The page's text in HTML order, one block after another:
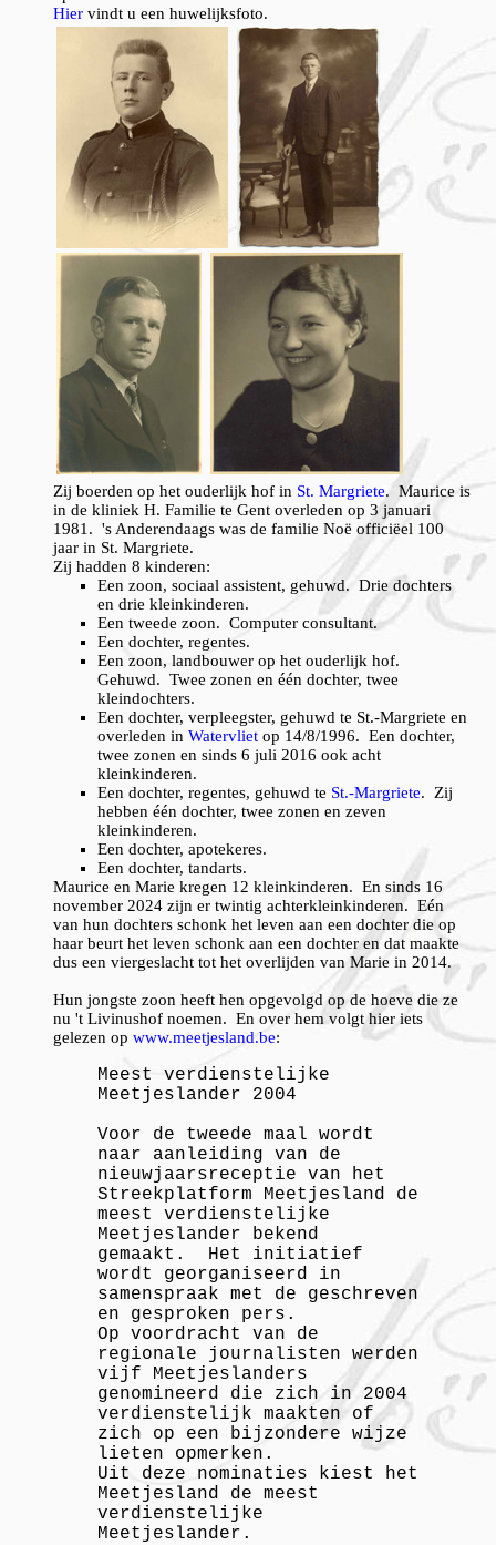
Hier vindt u een huwelijksfoto.
Zij boerden op het ouderlijk hof in St. Margriete. Maurice is
in de kliniek H. Familie te Gent overleden op 3 januari
1981. 's Anderendaags was de familie Noë officiëel 100
jaar in St. Margriete.
Zij hadden 8 kinderen:
Een zoon, sociaal assistent, gehuwd. Drie dochters
en drie kleinkinderen.
Een tweede zoon. Computer consultant.
Een dochter, regentes.
Een zoon, landbouwer op het ouderlijk hof.
Gehuwd. Twee zonen en één dochter, twee
kleindochters.
Een dochter, verpleegster, gehuwd te St.-Margriete en
overleden in Watervliet op 14/8/1996. Een dochter,
twee zonen en sinds 6 juli 2016 ook acht
kleinkinderen.
Een dochter, regentes, gehuwd te St.-Margriete. Zij
hebben één dochter, twee zonen en zeven
kleinkinderen.
Een dochter, apotekeres.
Een dochter, tandarts.
Maurice en Marie kregen 12 kleinkinderen. En sinds 16
november 2024 zijn er twintig achterkleinkinderen. Eén
van hun dochters schonk het leven aan een dochter die op
haar beurt het leven schonk aan een dochter en dat maakte
dus een viergeslacht tot het overlijden van Marie in 2014.
Hun jongste zoon heeft hen opgevolgd op de hoeve die ze
nu 't Livinushof noemen. En over hem volgt hier iets
gelezen op www.meetjesland.be:
Meest verdienstelijke
Meetjeslander 2004
Voor de tweede maal wordt
naar aanleiding van de
nieuwjaarsreceptie van het
Streekplatform Meetjesland de
meest verdienstelijke
Meetjeslander bekend
gemaakt. Het initiatief
wordt georganiseerd in
samenspraak met de geschreven
en gesproken pers.
Op voordracht van de
regionale journalisten werden
vijf Meetjeslanders
genomineerd die zich in 2004
verdienstelijk maakten of
zich op een bijzondere wijze
lieten opmerken.
Uit deze nominaties kiest het
Meetjesland de meest
verdienstelijke
Meetjeslander.